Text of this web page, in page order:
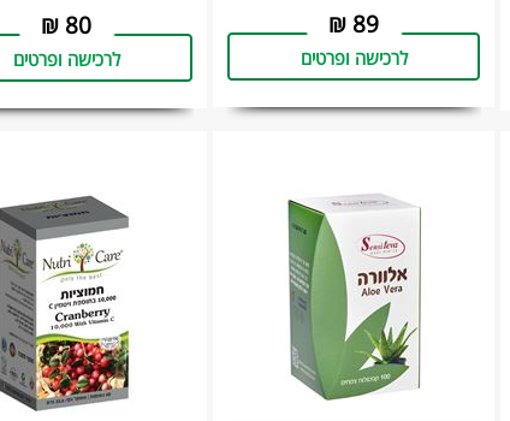
89
₪
לרכישה ופרטים
80
₪
לרכישה ופרטים